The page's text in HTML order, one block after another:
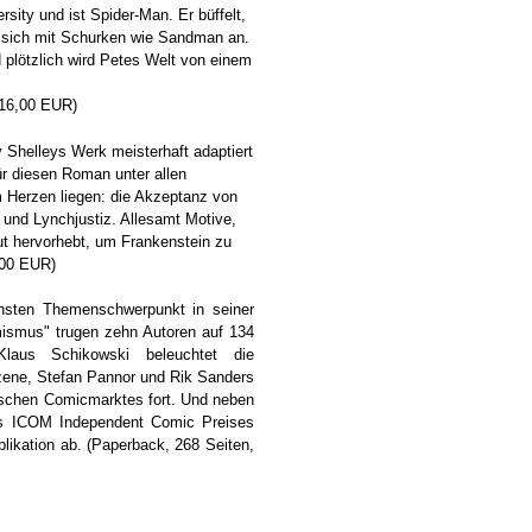
und ist Spider-Man. Er büffelt,
mit Schurken wie Sandman an.
wird Petes Welt von einem
EUR)
Werk meisterhaft adaptiert
diesen Roman unter allen
liegen: die Akzeptanz von
Lynchjustiz. Allesamt Motive,
hervorhebt, um Frankenstein zu
EUR)
Themenschwerpunkt in seiner
trugen zehn Autoren auf 134
Schikowski beleuchtet die
Stefan Pannor und Rik Sanders
Comicmarktes fort. Und neben
ICOM Independent Comic Preises
ab. (Paperback, 268 Seiten,